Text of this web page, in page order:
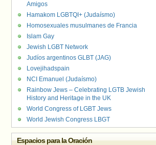
Amigos
Hamakom LGBTQI+ (Judaísmo)
Homosexuales musulmanes de Francia
Islam Gay
Jewish LGBT Network
Judíos argentinos GLBT (JAG)
Lovejihadspain
NCI Emanuel (Judaísmo)
Rainbow Jews – Celebrating LGTB Jewish
History and Heritage in the UK
World Congress of LGBT Jews
World Jewish Congress LBGT
Espacios para la Oración